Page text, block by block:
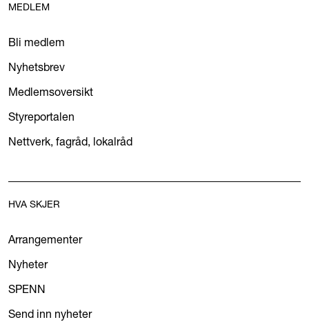
MEDLEM
Bli medlem
Nyhetsbrev
Medlemsoversikt
Styreportalen
Nettverk, fagråd, lokalråd
HVA SKJER
Arrangementer
Nyheter
SPENN
Send inn nyheter